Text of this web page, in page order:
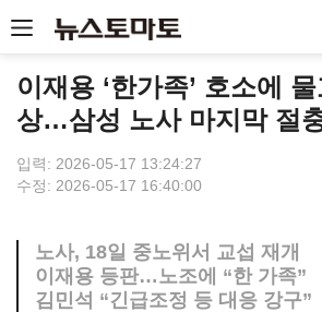
이재용 ‘한가족’ 호소에
상…삼성 노사 마지막 절
입력: 2026-05-17 13:24:27
수정: 2026-05-17 16:40:00
노사, 18일 중노위서 교섭 재개
이재용 등판…노조에 “한 가족”
김민석 “긴급조정 등 대응 강구”